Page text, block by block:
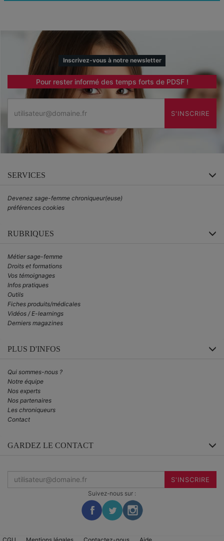
Inscrivez-vous à notre newsletter
Pour rester informé des temps forts de PDSF !
S'INSCRIRE
SERVICES
Devenez sage-femme chroniqueur(euse)
préférences cookies
RUBRIQUES
Métier sage-femme
Droits et formations
Vos témoignages
Infos pratiques
Outils
Fiches produits/médicales
Vidéos / E-learnings
Derniers magazines
PLUS D'INFOS
Qui sommes-nous ?
Notre équipe
Nos experts
Nos partenaires
Les chroniqueurs
Contact
GARDEZ LE CONTACT
S'INSCRIRE
Suivez-nous sur :